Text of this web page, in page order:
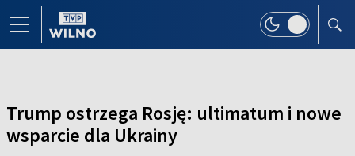
Trump ostrzega Rosję: ultimatum i nowe
wsparcie dla Ukrainy